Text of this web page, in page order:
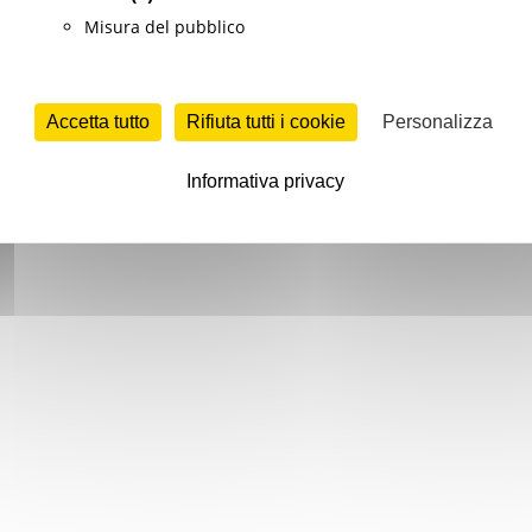
Misura del pubblico
Accetta tutto Rifiuta tutti i cookie Personalizza
Informativa privacy